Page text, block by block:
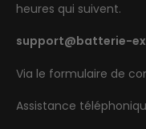
heures qui suivent.
support@batterie-
Via le formulaire de
Assistance